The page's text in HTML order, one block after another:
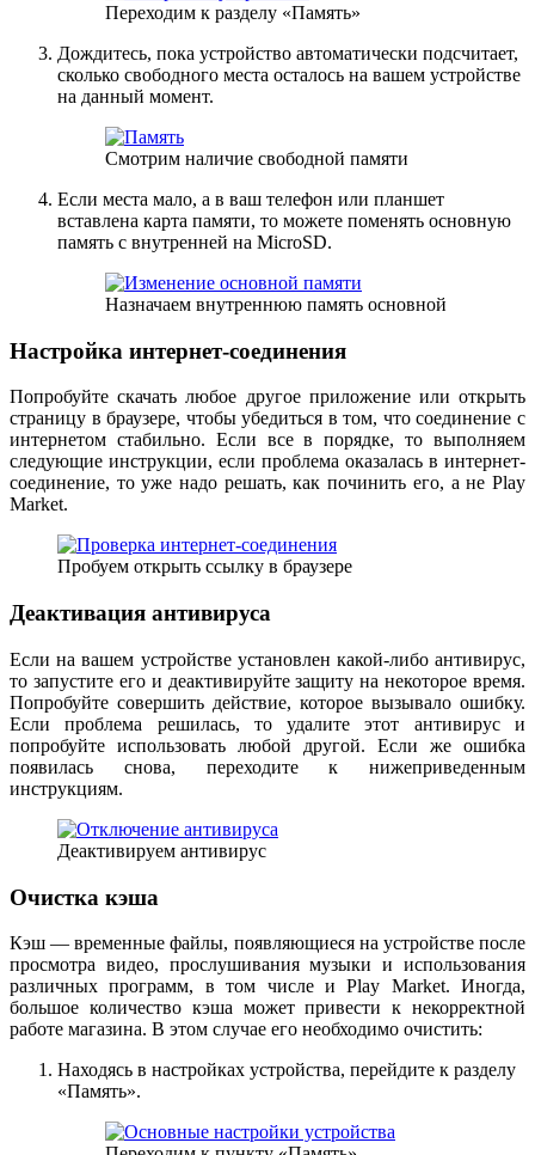
Переходим к разделу «Память»
Дождитесь, пока устройство автоматически подсчитает,
сколько свободного места осталось на вашем устройстве
на данный момент.
Смотрим наличие свободной памяти
Если места мало, а в ваш телефон или планшет
вставлена карта памяти, то можете поменять основную
память с внутренней на MicroSD.
Назначаем внутреннюю память основной
Настройка интернет-соединения
Попробуйте скачать любое другое приложение или открыть
страницу в браузере, чтобы убедиться в том, что соединение с
интернетом стабильно. Если все в порядке, то выполняем
следующие инструкции, если проблема оказалась в интернет-
соединение, то уже надо решать, как починить его, а не Play
Market.
Пробуем открыть ссылку в браузере
Деактивация антивируса
Если на вашем устройстве установлен какой-либо антивирус,
то запустите его и деактивируйте защиту на некоторое время.
Попробуйте совершить действие, которое вызывало ошибку.
Если проблема решилась, то удалите этот антивирус и
попробуйте использовать любой другой. Если же ошибка
появилась снова, переходите к нижеприведенным
инструкциям.
Деактивируем антивирус
Очистка кэша
Кэш — временные файлы, появляющиеся на устройстве после
просмотра видео, прослушивания музыки и использования
различных программ, в том числе и Play Market. Иногда,
большое количество кэша может привести к некорректной
работе магазина. В этом случае его необходимо очистить:
Находясь в настройках устройства, перейдите к разделу
«Память».